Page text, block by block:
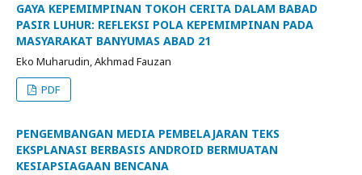
GAYA KEPEMIMPINAN TOKOH CERITA DALAM BABAD
PASIR LUHUR: REFLEKSI POLA KEPEMIMPINAN PADA
MASYARAKAT BANYUMAS ABAD 21
Eko Muharudin, Akhmad Fauzan
PDF
PENGEMBANGAN MEDIA PEMBELAJARAN TEKS
EKSPLANASI BERBASIS ANDROID BERMUATAN
KESIAPSIAGAAN BENCANA